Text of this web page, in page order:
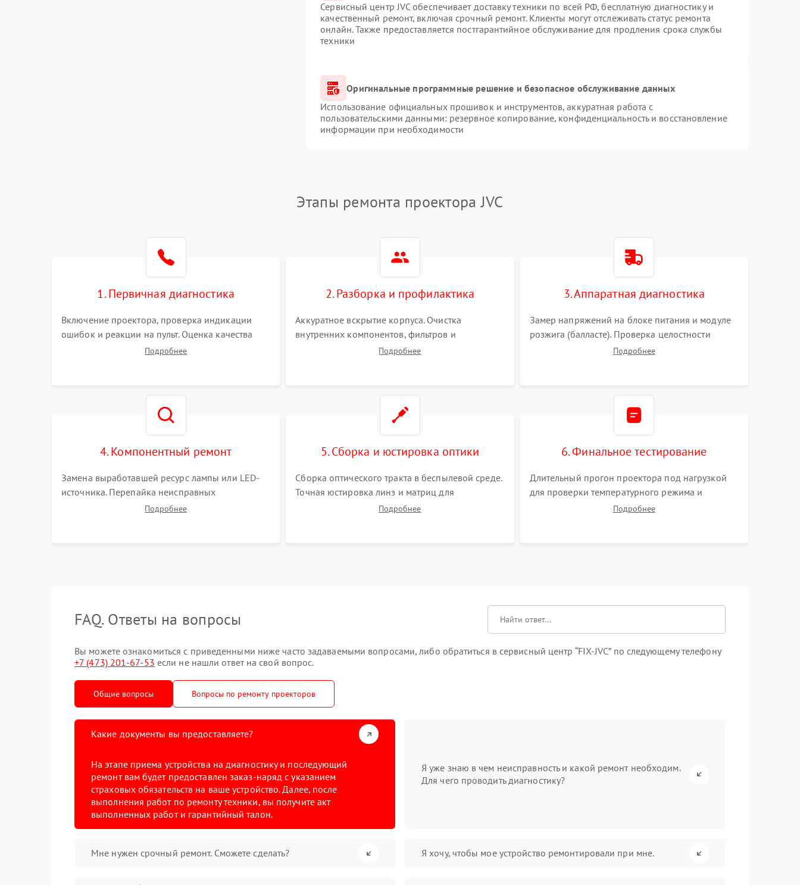
Сервисный центр JVC обеспечивает доставку техники по всей РФ, бесплатную диагностику и
качественный ремонт, включая срочный ремонт. Клиенты могут отслеживать статус ремонта
онлайн. Также предоставляется постгарантийное обслуживание для продления срока службы
техники
Оригинальные программные решение и безопасное обслуживание данных
Использование официальных прошивок и инструментов, аккуратная работа с
пользовательскими данными: резервное копирование, конфиденциальность и восстановление
информации при необходимости
Этапы ремонта проектора JVC
1. Первичная диагностика
Включение проектора, проверка индикации
ошибок и реакции на пульт. Оценка качества
проекции, яркости лампы, наличия артефактов
Подробнее
2. Разборка и профилактика
Аккуратное вскрытие корпуса. Очистка
внутренних компонентов, фильтров и
вентиляторов от накопившейся пыли.
Подробнее
3. Аппаратная диагностика
Замер напряжений на блоке питания и модуле
розжига (балласте). Проверка целостности
цветового колеса (DLP) или поляризаторов (LCD).
Подробнее
4. Компонентный ремонт
Замена выработавшей ресурс лампы или LED-
источника. Перепайка неисправных
компонентов на платах. Замена DMD-чипа при
Подробнее
5. Сборка и юстировка оптики
Сборка оптического тракта в беспылевой среде.
Точная юстировка линз и матриц для
правильного сведения цветов и устранения
Подробнее
6. Финальное тестирование
Длительный прогон проектора под нагрузкой
для проверки температурного режима и
отсутствия перегрева. Оценка фокуса,
Подробнее
FAQ. Ответы на вопросы
Вы можете ознакомиться с приведенными ниже часто задаваемыми вопросами, либо обратиться в сервисный центр “FIX-JVC” по следующему телефону
+7 (473) 201-67-53 если не нашли ответ на свой вопрос.
Общие вопросы Вопросы по ремонту проекторов
Какие документы вы предоставляете?
На этапе приема устройства на диагностику и последующий
ремонт вам будет предоставлен заказ-наряд с указанием
страховых обязательств на ваше устройство. Далее, после
выполнения работ по ремонту техники, вы получите акт
выполненных работ и гарантийный талон.
Я уже знаю в чем неисправность и какой ремонт необходим.
Для чего проводить диагностику?
Мне нужен срочный ремонт. Сможете сделать? Я хочу, чтобы мое устройство ремонтировали при мне.